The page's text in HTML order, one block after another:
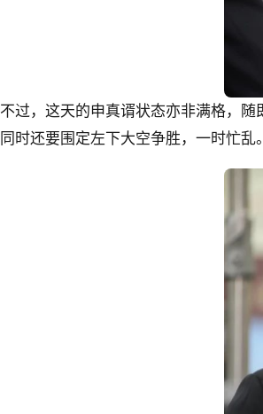
不过，这天的申真谞状态亦非满格，
同时还要围定左下大空争胜，一时忙乱。